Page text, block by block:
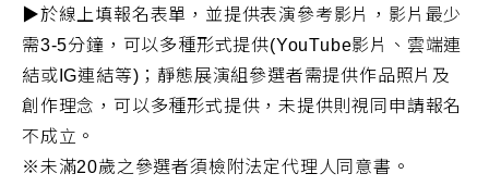
▶於線上填報名表單，並提供表演參考影片，影片最少
需3-5分鐘，可以多種形式提供(YouTube影片、雲端連
結或 IG連結等) ；靜態展演組參選者需提供作品照片及
創作理念，可以多種形式提供，未提供則視同申請報名
不成立。
※未滿20歲之參選者須檢附法定代理人同意書。